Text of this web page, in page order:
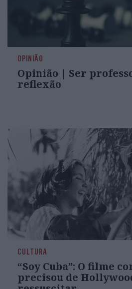
OPINIÃO
Opinião | Ser
reflexão
CULTURA
“Soy Cuba”: O filme
precisou de